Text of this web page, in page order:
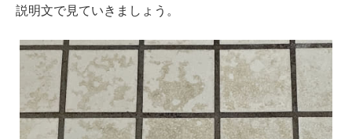
説明文で見ていきましょう。